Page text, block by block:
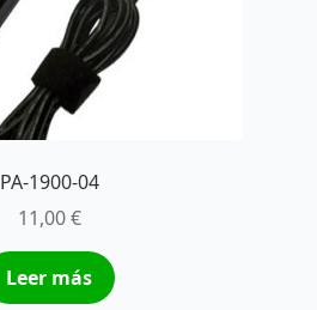
PA-1900-04
11,00€
Leer más